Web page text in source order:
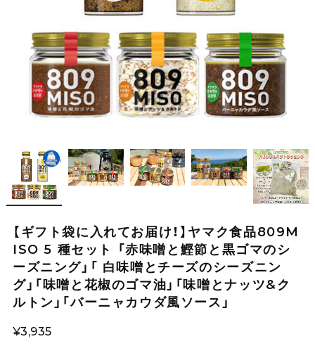
【ギフト袋に入れてお届け！】ヤマク食品809M
ISO 5 種セット 「赤味噌と鰹節と黒ゴマのシ
ーズニング」「 白味噌とチーズのシーズニン
グ」「味噌と花椒のゴマ油」「味噌とナッツ&ク
ルトン」「バーニャカウダ風ソース」
¥3,935